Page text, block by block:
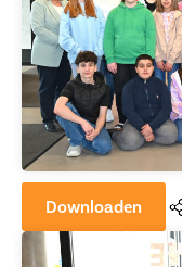
Downloaden